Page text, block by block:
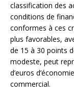
classification des
conditions de
conformes à ces
plus favorables,
de 15 à 30 points
modeste, peut
d’euros
commercial.